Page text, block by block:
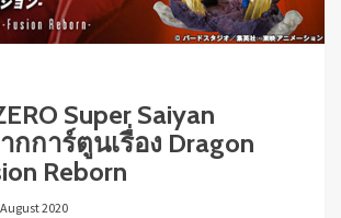
Super Saiyan
กการ์ตูนเรื่อง Dragon
Reborn
2020